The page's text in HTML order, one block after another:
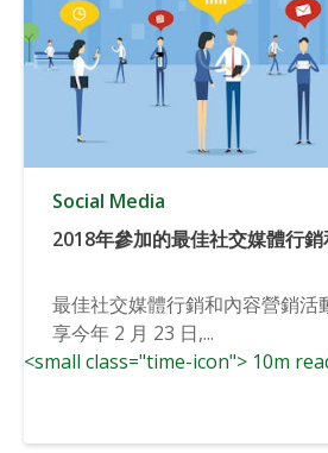
Social Media
2018年參加的最佳社交媒體行
最佳社交媒體行銷和內容營銷活
享今年 2 月 23 日,...
<small class="time-icon"> 10m